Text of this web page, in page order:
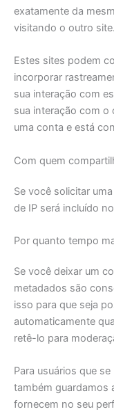
exatamente da
visitando o outro site.
Estes sites podem
incorporar
sua interação com
sua interação com
uma conta e está
Com quem
Se você solicitar
de IP será incluído
Por quanto tempo
Se você deixar um
metadados são
isso para que seja
automaticamente
retê-lo para
Para usuários que
também guardamos
fornecem no seu